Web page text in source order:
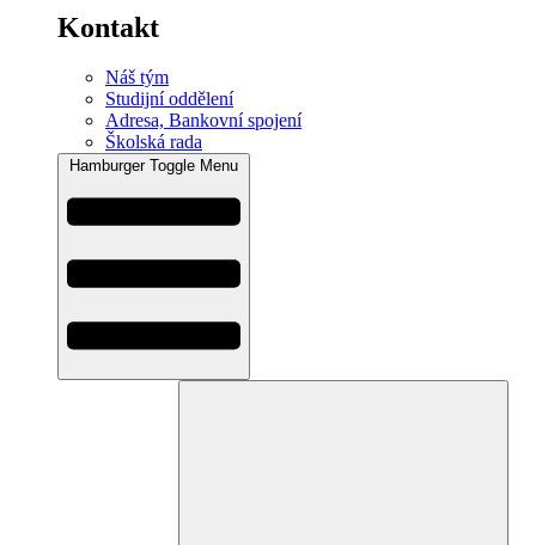
Kontakt
Náš tým
Studijní oddělení
Adresa, Bankovní spojení
Školská rada
Hamburger Toggle Menu